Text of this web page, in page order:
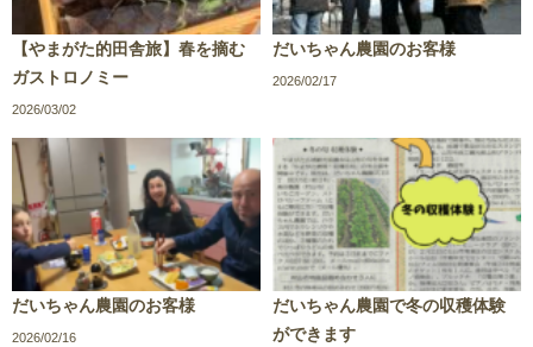
【やまがた的田舎旅】春を摘む
ガストロノミー
2026/03/02
だいちゃん農園のお客様
2026/02/17
だいちゃん農園のお客様
2026/02/16
だいちゃん農園で冬の収穫体験
ができます